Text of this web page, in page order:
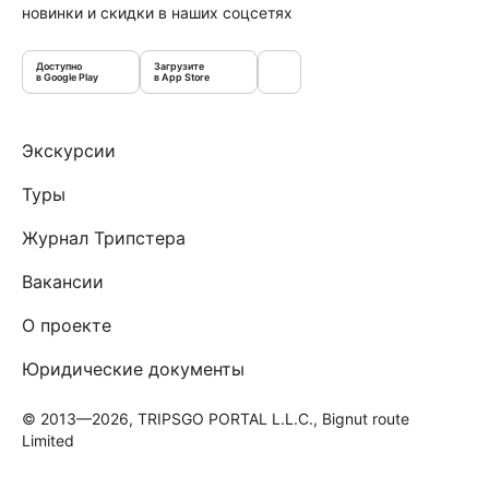
новинки и скидки в наших соцсетях
Доступно
в Google Play
Загрузите
в App Store
Экскурсии
Туры
Журнал Трипстера
Вакансии
О проекте
Юридические документы
© 2013—2026, TRIPSGO PORTAL L.L.C., Bignut route
Limited